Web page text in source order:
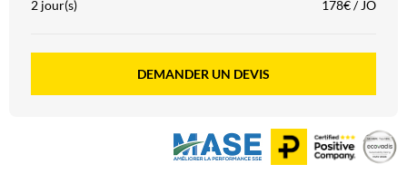
2 jour(s)
178€ / JO
DEMANDER UN DEVIS